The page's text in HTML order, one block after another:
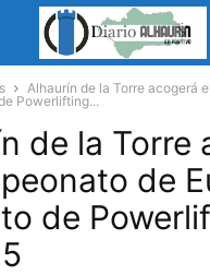
Alhaurín de la Torre acogerá
Powerlifting...
de la Torre
de
de